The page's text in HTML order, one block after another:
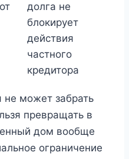
долга не
блокирует
действия
частного
кредитора
не может забрать
превращать в
дом вообще
ограничение